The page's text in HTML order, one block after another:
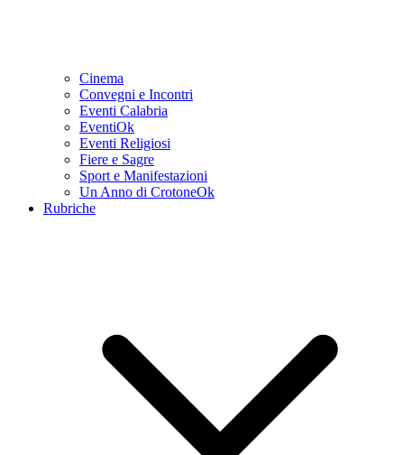
Cinema
Convegni e Incontri
Eventi Calabria
EventiOk
Eventi Religiosi
Fiere e Sagre
Sport e Manifestazioni
Un Anno di CrotoneOk
Rubriche